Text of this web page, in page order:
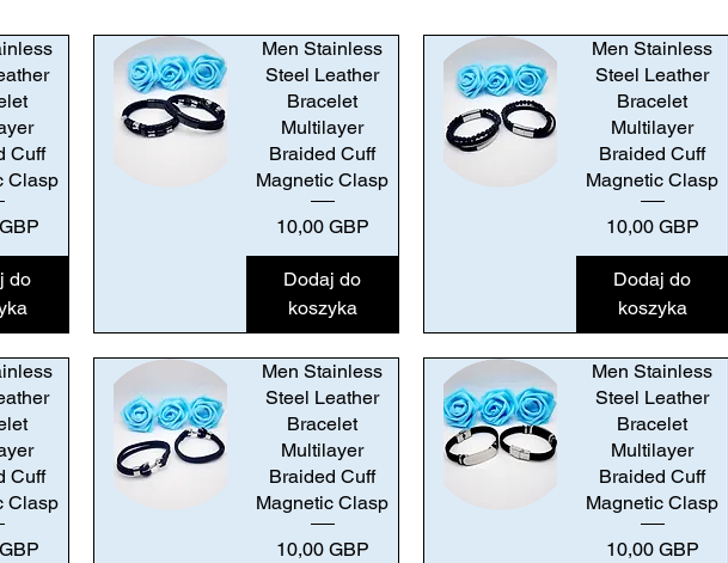
Cuff
Clasp
do
Men Stainless
Steel Leather
Bracelet
Multilayer
Braided Cuff
Magnetic Clasp
Cena
10,00 GBP
Dodaj do
koszyka
Men Stainless
Steel Leather
Bracelet
Multilayer
Braided Cuff
Magnetic Clasp
Cena
10,00 GBP
Dodaj do
koszyka
Cuff
Clasp
Men Stainless
Steel Leather
Bracelet
Multilayer
Braided Cuff
Magnetic Clasp
Cena
10,00 GBP
Men Stainless
Steel Leather
Bracelet
Multilayer
Braided Cuff
Magnetic Clasp
Cena
10,00 GBP